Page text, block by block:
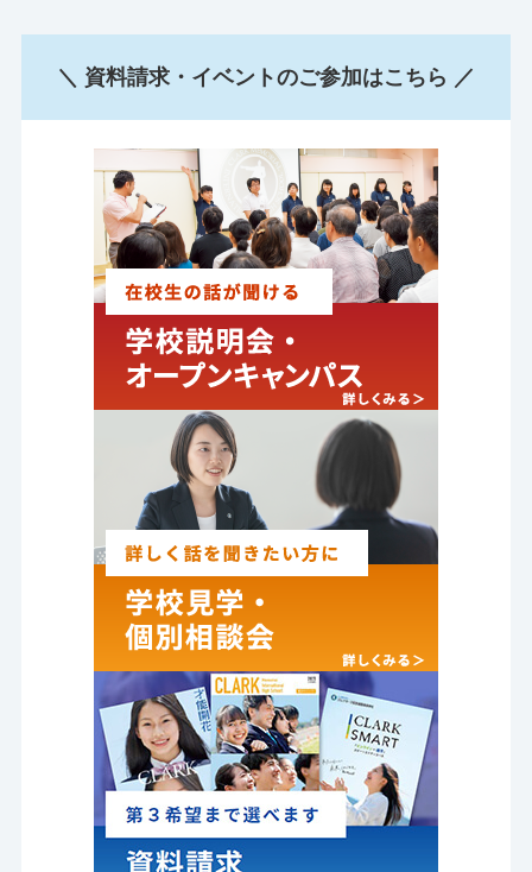
＼ 資料請求・イベントのご参加はこちら ／